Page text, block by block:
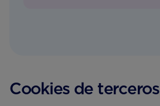
Cookies de terceros